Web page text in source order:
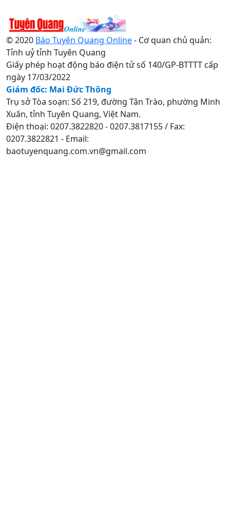
© 2020 Báo Tuyên Quang Online- Cơ quan chủ quản:
Tỉnh uỷ tỉnh Tuyên Quang
Giấy phép hoạt động báo điện tử số 140/GP-BTTTT cấp
ngày 17/03/2022
Giám đốc: Mai Đức Thông
Trụ sở Tòa soạn: Số 219, đường Tân Trào, phường Minh
Xuân, tỉnh Tuyên Quang, Việt Nam.
Điện thoại: 0207.3822820 - 0207.3817155 / Fax:
0207.3822821 - Email:
baotuyenquang.com.vn@gmail.com